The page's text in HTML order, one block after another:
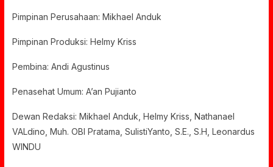
Pimpinan Perusahaan: Mikhael Anduk
Pimpinan Produksi: Helmy Kriss
Pembina: Andi Agustinus
Penasehat Umum: A’an Pujianto
Dewan Redaksi: Mikhael Anduk, Helmy Kriss, Nathanael
VALdino, Muh. OBI Pratama, SulistiYanto, S.E., S.H, Leonardus
WINDU